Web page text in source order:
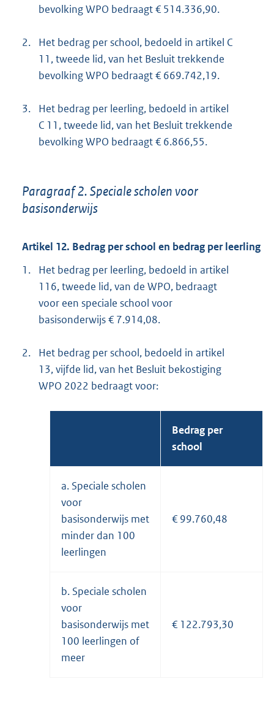
bevolking WPO bedraagt € 514.336,90.
2.
Het bedrag per school, bedoeld in artikel C
11, tweede lid, van het Besluit trekkende
bevolking WPO bedraagt € 669.742,19.
3.
Het bedrag per leerling, bedoeld in artikel
C 11, tweede lid, van het Besluit trekkende
bevolking WPO bedraagt € 6.866,55.
Paragraaf 2. Speciale scholen voor
basisonderwijs
Artikel 12. Bedrag per school en bedrag per leerling
1.
Het bedrag per leerling, bedoeld in artikel
116, tweede lid, van de WPO, bedraagt
voor een speciale school voor
basisonderwijs € 7.914,08.
2.
Het bedrag per school, bedoeld in artikel
13, vijfde lid, van het Besluit bekostiging
WPO 2022 bedraagt voor:
Bedrag per
school
a. Speciale scholen
voor
basisonderwijs met
minder dan 100
leerlingen
€ 99.760,48
b. Speciale scholen
voor
basisonderwijs met
100 leerlingen of
meer
€ 122.793,30